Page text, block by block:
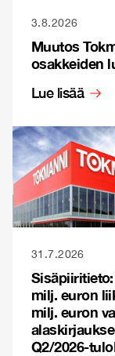
3.8.2026
Muutos
osakkeiden
Lue lisää
31.7.2026
milj. euron
milj. euron
Q2/2026-